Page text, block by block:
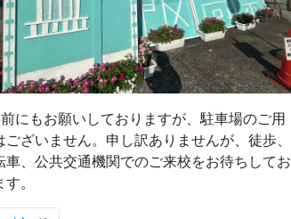
にもお願いしておりますが、駐車場のご用
ございません。申し訳ありませんが、徒歩、
車、公共交通機関でのご来校をお待ちしてお
。